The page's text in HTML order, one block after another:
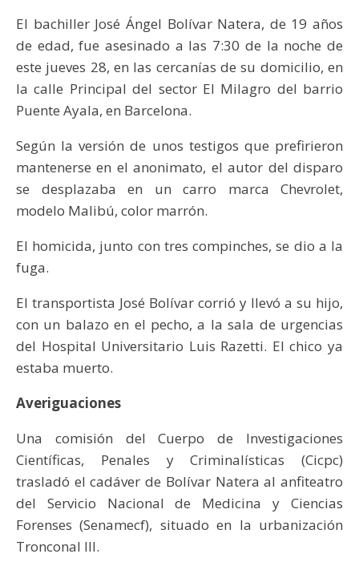
El bachiller José Ángel Bolívar Natera, de 19 años
de edad, fue asesinado a las 7:30 de la noche de
este jueves 28, en las cercanías de su domicilio, en
la calle Principal del sector El Milagro del barrio
Puente Ayala, en Barcelona.
Según la versión de unos testigos que prefirieron
mantenerse en el anonimato, el autor del disparo
se desplazaba en un carro marca Chevrolet,
modelo Malibú, color marrón.
El homicida, junto con tres compinches, se dio a la
fuga.
El transportista José Bolívar corrió y llevó a su hijo,
con un balazo en el pecho, a la sala de urgencias
del Hospital Universitario Luis Razetti. El chico ya
estaba muerto.
Averiguaciones
Una comisión del Cuerpo de Investigaciones
Científicas, Penales y Criminalísticas (Cicpc)
trasladó el cadáver de Bolívar Natera al anfiteatro
del Servicio Nacional de Medicina y Ciencias
Forenses (Senamecf), situado en la urbanización
Tronconal III.